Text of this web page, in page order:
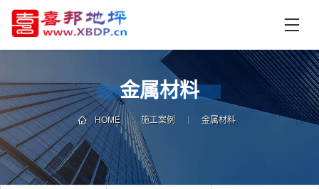
页
中
心
技
术
支
持
资
讯
中
金属材料
HOME 施工案例 金属材料